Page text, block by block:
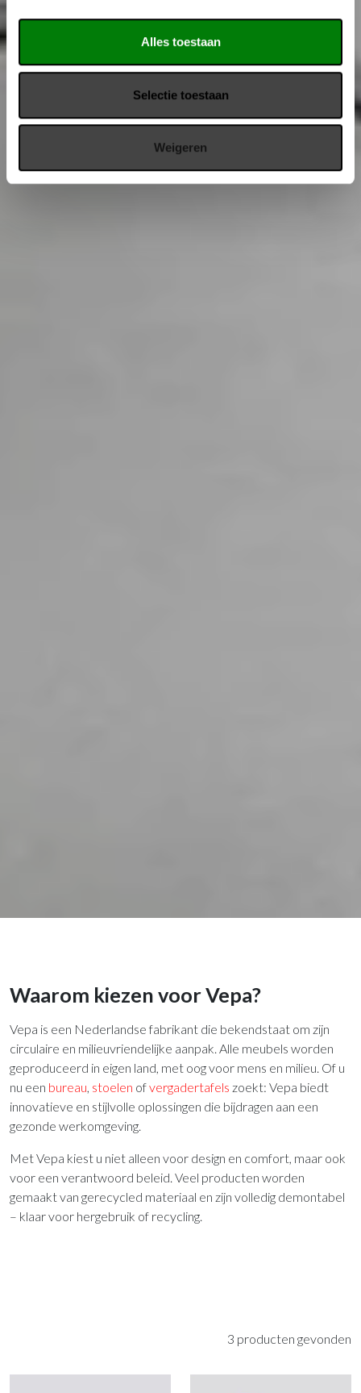
Alles toestaan
Selectie toestaan
Weigeren
Waarom kiezen voor Vepa?
Vepa is een Nederlandse fabrikant die bekendstaat om zijn
circulaire en milieuvriendelijke aanpak. Alle meubels worden
geproduceerd in eigen land, met oog voor mens en milieu. Of u
nu een bureau stoelen ofvergadertafels zoekt: Vepa biedt
innovatieve en stijlvolle oplossingen die bijdragen aan een
gezonde werkomgeving.
Met Vepa kiest u niet alleen voor design en comfort, maar ook
voor een verantwoord beleid. Veel producten worden
gemaakt van gerecycled materiaal en zijn volledig demontabel
– klaar voor hergebruik of recycling.
3 producten gevonden